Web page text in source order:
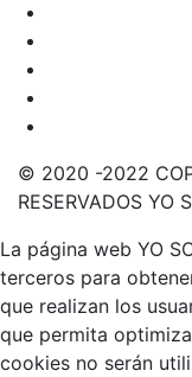
© 2020 -2022
RESERVADOS YO
La página web YO
terceros para
que realizan los
que permita
cookies no serán